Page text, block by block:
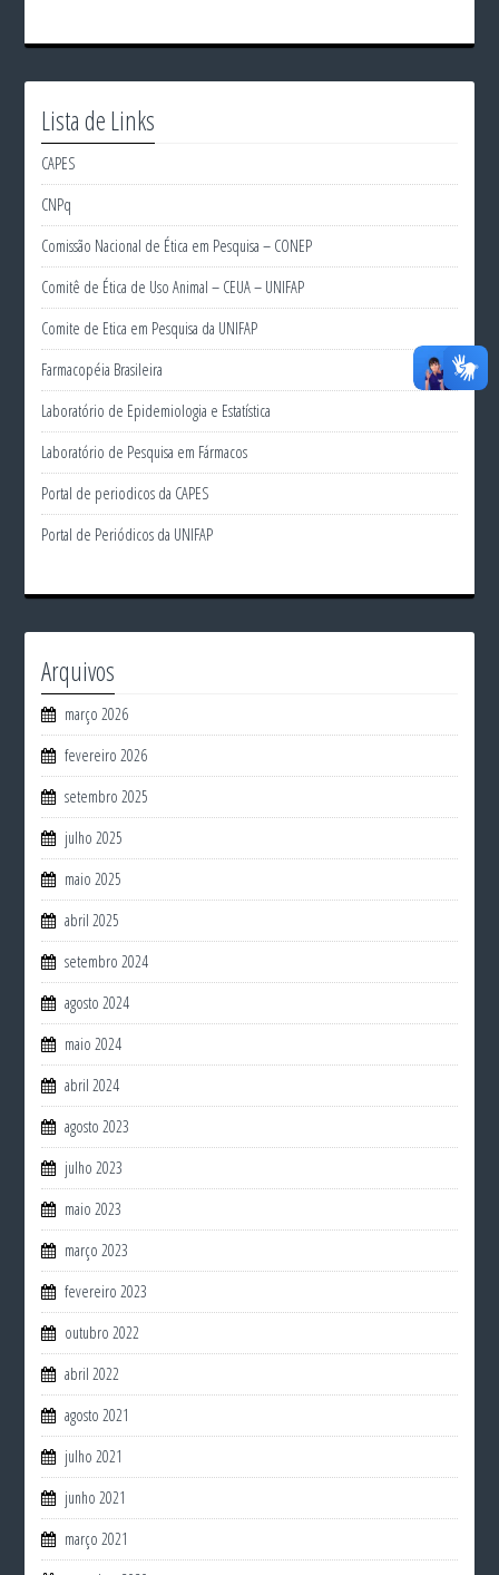
Lista de Links
CAPES
CNPq
Comissão Nacional de Ética em Pesquisa – CONEP
Comitê de Ética de Uso Animal – CEUA – UNIFAP
Comite de Etica em Pesquisa da UNIFAP
Farmacopéia Brasileira
Laboratório de Epidemiologia e Estatística
Laboratório de Pesquisa em Fármacos
Portal de periodicos da CAPES
Portal de Periódicos da UNIFAP
Arquivos
março 2026
fevereiro 2026
setembro 2025
julho 2025
maio 2025
abril 2025
setembro 2024
agosto 2024
maio 2024
abril 2024
agosto 2023
julho 2023
maio 2023
março 2023
fevereiro 2023
outubro 2022
abril 2022
agosto 2021
julho 2021
junho 2021
março 2021